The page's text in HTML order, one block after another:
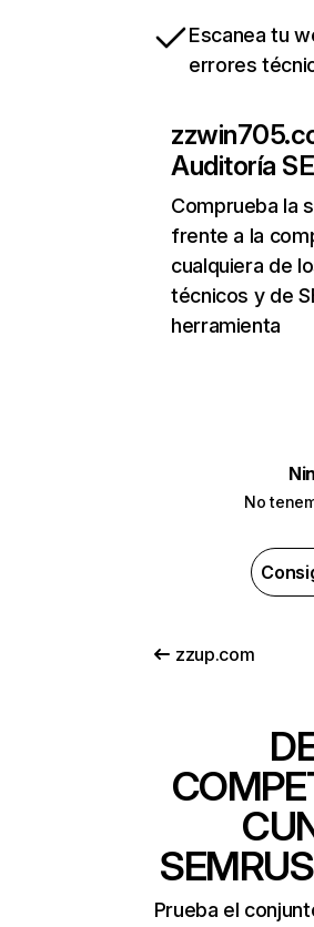
Escanea tu
errores
Auditoría
Comprueba la
frente a la
cualquiera de
técnicos y de
herramienta
No
zzup.com
Prueba el